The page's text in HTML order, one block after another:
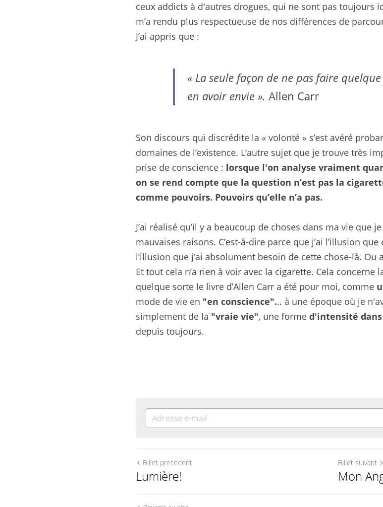
ceux addicts à d'autres drogues, qui ne sont pas toujours
m’a rendu plus respectueuse de nos différences de
J’ai appris que :
« La seule façon de ne pas faire
en avoir envie ». Allen Carr
Son discours qui discrédite la « volonté » s’est avéré
domaines de l’existence. L’autre sujet que je trouve très
prise de conscience : lorsque l'on analyse vraiment
on se rend compte que la question n’est pas la
comme pouvoirs. Pouvoirs qu’elle n’a pas.
J’ai réalisé qu’il y a beaucoup de choses dans ma vie que
mauvaises raisons. C’est-à-dire parce que j’ai l’illusion
l’illusion que j’ai absolument besoin de cette chose-là. Ou
Et tout cela n’a rien à voir avec la cigarette. Cela concerne
quelque sorte le livre d’Allen Carr a été pour moi, comme
mode de vie en "en conscience"... à une époque où je
simplement de la "vraie vie", une forme d'intensité
depuis toujours.
Billet précédent
Lumière!
Billet suivant
Mon